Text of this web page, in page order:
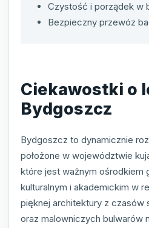
Czystość i porządek w
Bezpieczny przewóz
Ciekawostki o
Bydgoszcz
Bydgoszcz to dynamicznie
położone w województwie
które jest ważnym ośrodkiem
kulturalnym i akademickim w
pięknej architektury z czasów
oraz malowniczych bulwarów